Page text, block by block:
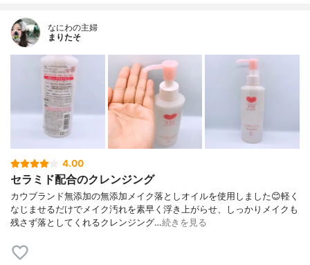
なにわの主婦
まりたそ
4.00
セラミド配合のクレンジング
カウブランド無添加の無添加メイク落としオイルを使用しました😊軽く
なじませるだけでメイク汚れを素早く浮き上がらせ、しっかりメイクも
残さず落としてくれるクレンジング…続きを見る